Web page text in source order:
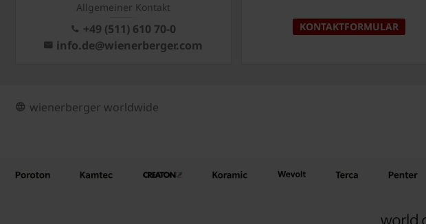
Allgemeiner Kontakt
+49 (511) 610 70-0
info.de@wienerberger.com
KONTAKTFORMULAR
wienerberger worldwide